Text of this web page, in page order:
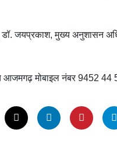
जयप्रकाश, मुख्य अनुशासन
आजमगढ़ मोबाइल नंबर 9452 44